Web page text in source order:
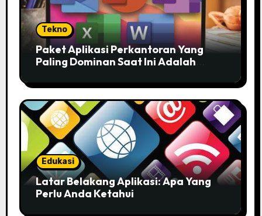
Tekno
Paket Aplikasi Perkantoran Yang
Paling Dominan Saat Ini Adalah
Anda!
Edukasi
Latar Belakang Aplikasi: Apa Yang
Perlu Anda Ketahui